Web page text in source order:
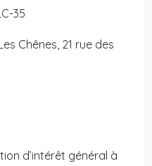
35
Chênes, 21 rue des
d’intérêt général à